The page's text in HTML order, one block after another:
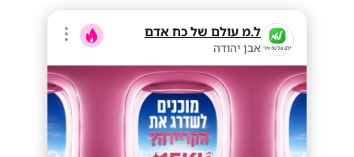
ל.מ עולם של כח אדם
אבן יהודה